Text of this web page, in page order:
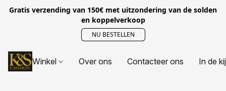
Gratis verzending van 150€ met uitzondering van de solden
en koppelverkoop
NU BESTELLEN
Winkel Over ons Contacteer ons In de